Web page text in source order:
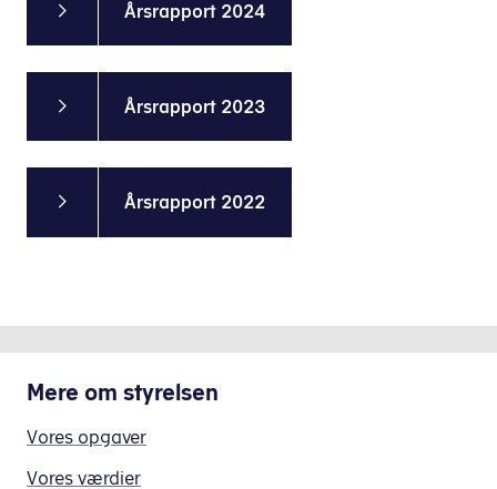
Årsrapport 2024
Årsrapport 2023
Årsrapport 2022
Mere om styrelsen
Vores opgaver
Vores værdier